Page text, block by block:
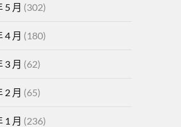
5 月 (302)
4 月 (180)
3 月 (62)
2 月 (65)
1 月 (236)